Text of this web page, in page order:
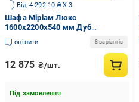
Від 4 292.10 ₴ X 3
Шафа Міріам Люкс
1600x2200x540 мм Дуб
молочний (20089)
оцінити 8 варіантів
12 875 ₴/шт.
Під замовлення